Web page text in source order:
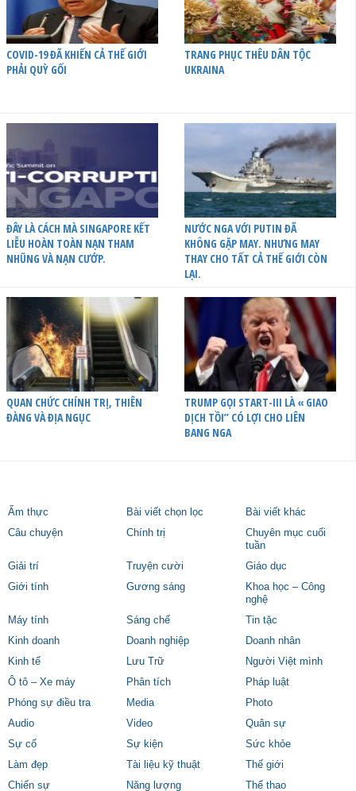
COVID-19 ĐÃ KHIẾN CẢ THẾ GIỚI
PHẢI QUỲ GỐI
TRANG PHỤC THÊU DÂN TỘC
UKRAINA
ĐÂY LÀ CÁCH MÀ SINGAPORE KẾT
LIỄU HOÀN TOÀN NẠN THAM
NHŨNG VÀ NẠN CƯỚP.
NƯỚC NGA VỚI PUTIN ĐÃ
KHÔNG GẶP MAY. NHƯNG MAY
THAY CHO TẤT CẢ THẾ GIỚI CÒN
LẠI.
QUAN CHỨC CHÍNH TRỊ, THIÊN
ĐÀNG VÀ ĐỊA NGỤC
TRUMP GỌI START-III LÀ « GIAO
DỊCH TỒI” CÓ LỢI CHO LIÊN
BANG NGA
Ẩm thực Bài viết chọn lọc
Bài viết khác
Câu chuyện
Chính trị
Chuyên mục cuối
tuần
Giải trí
Truyện cười
Giáo dục
Giới tính
Gương sáng
Khoa học – Công
nghệ
Máy tính
Sáng chế
Tin tặc
Kinh doanh
Doanh nghiệp
Doanh nhân
Kinh tế
Lưu Trữ
Người Việt mình
Ô tô – Xe máy
Phân tích
Pháp luật
Phóng sự điều tra
Media
Photo
Audio
Video
Quân sự
Sự cố
Sự kiện
Sức khỏe
Làm đẹp
Tài liệu kỹ thuật
Thế giới
Chiến sự
Năng lượng Thể thao